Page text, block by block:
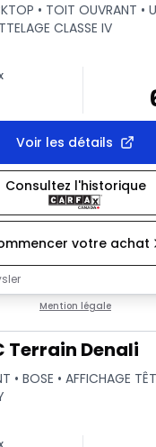
• TOIT OUVRANT •
CLASSE IV
Voir les détails
Consultez l'historique
votre achat
Mention légale
Terrain Denali
• BOSE • AFFICHAGE